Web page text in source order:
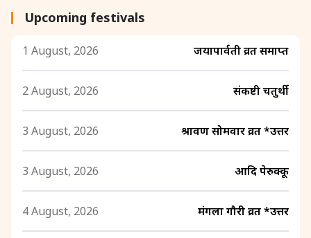
Upcoming festivals
1 August, 2026 जयापार्वती व्रत समाप्त
2 August, 2026 संकष्टी चतुर्थी
3 August, 2026 श्रावण सोमवार व्रत *उत्तर
3 August, 2026 आदि पेरुक्कू
4 August, 2026 मंगला गौरी व्रत *उत्तर